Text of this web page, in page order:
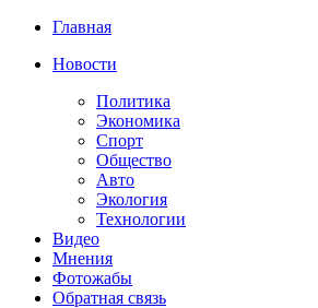
Главная
Новости
Политика
Экономика
Спорт
Общество
Авто
Экология
Технологии
Видео
Мнения
Фотожабы
Обратная связь